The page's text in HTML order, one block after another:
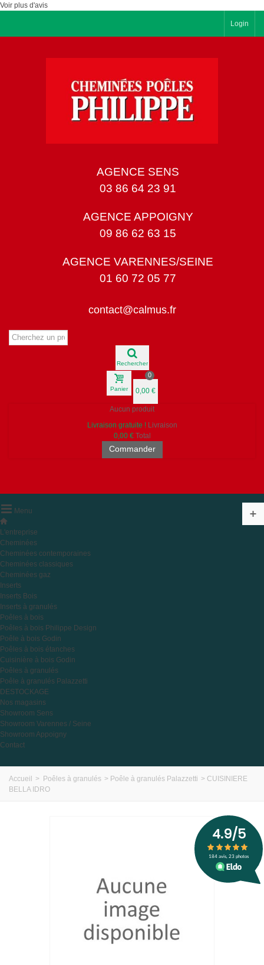
Voir plus d'avis
Login
AGENCE SENS
03 86 64 23 91
AGENCE APPOIGNY
09 86 62 63 15
AGENCE VARENNES/SEINE
01 60 72 05 77
contact@calmus.fr
Rechercher
Panier
0
0,00 €
Aucun produit
Livraison gratuite ! Livraison
0,00 € Total
Commander
Menu
L'entreprise
Cheminées
Cheminées contemporaines
Cheminées classiques
Cheminées gaz
Inserts
Inserts Bois
Inserts à granulés
Poêles à bois
Poêles à bois Philippe Design
Poêle à bois Godin
Poêles à bois étanches
Cuisinière à bois Godin
Poêles à granulés
Poêle à granulés Palazzetti
DESTOCKAGE
Nos magasins
Showroom Sens
Showroom Varennes / Seine
Showroom Appoigny
Contact
Accueil > Poêles à granulés > Poêle à granulés Palazzetti > CUISINIERE
BELLA IDRO